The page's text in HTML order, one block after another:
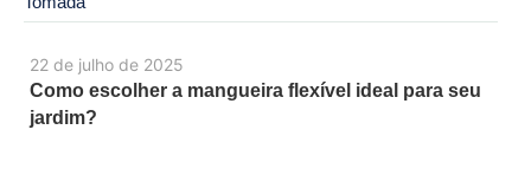
22 de julho de 2025
Como escolher a mangueira flexível ideal para seu
jardim?